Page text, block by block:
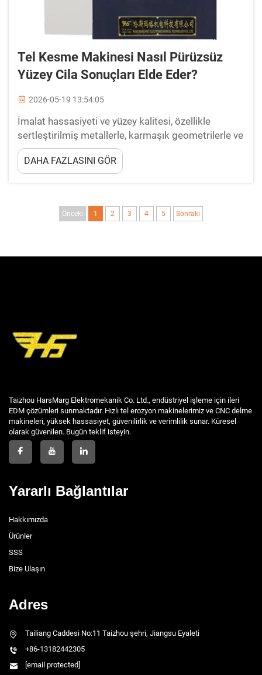
Tel Kesme Makinesi Nasıl Pürüzsüz
Yüzey Cila Sonuçları Elde Eder?
2026-05-19 13:54:05
İmalat hassasiyeti ve yüzey kalitesi, özellikle
sertleştirilmiş metallerle, karmaşık geometrilerle ve
dar tolerans gereksinimleriyle çalışıldığında
modern endüstriyel üretimde kritik faktörler olarak
kalmaya devam etmektedir. Mühendisler ve üretim
DAHA FAZLASINI GÖR
Önceki 1 2 3 4 5 Sonraki
Taizhou HarsMarg Elektromekanik Co. Ltd., endüstriyel işleme için ileri
EDM çözümleri sunmaktadır. Hızlı tel erozyon makinelerimiz ve CNC delme
makineleri, yüksek hassasiyet, güvenilirlik ve verimlilik sunar. Küresel
olarak güvenilen. Bugün teklif isteyin.
Yararlı Bağlantılar
Hakkımızda
Ürünler
SSS
Bize Ulaşın
Adres
Tailiang Caddesi No:11 Taizhou şehri, Jiangsu Eyaleti
+86-13182442305
[email protected]